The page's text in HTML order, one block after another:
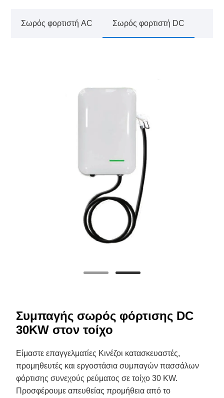
Σωρός φορτιστή AC Σωρός φορτιστή DC
Συμπαγής σωρός φόρτισης DC
30KW στον τοίχο
Είμαστε επαγγελματίες Κινέζοι κατασκευαστές,
προμηθευτές και εργοστάσια συμπαγών πασσάλων
φόρτισης συνεχούς ρεύματος σε τοίχο 30 KW.
Προσφέρουμε απευθείας προμήθεια από το